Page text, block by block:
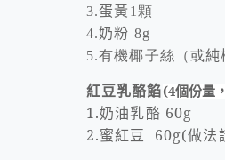
3.蛋黃 1顆
4.奶粉 8g
5.有機椰子絲（或純
紅豆乳酪餡(4個份量
1.奶油乳酪 60g
2.蜜紅豆 60g(做法